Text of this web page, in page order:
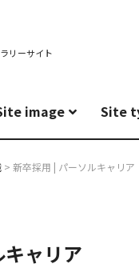
リーサイト
image Site
> 新卒採用 | パーソルキャリア
ャリア